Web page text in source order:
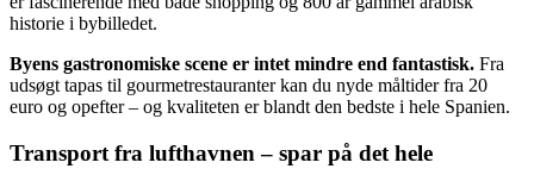
historie i bybilledet.
Byens gastronomiske scene er intet mindre end fantastisk. Fra
udsøgt tapas til gourmetrestauranter kan du nyde måltider fra 20
euro og opefter – og kvaliteten er blandt den bedste i hele Spanien.
Transport fra lufthavnen – spar på det hele